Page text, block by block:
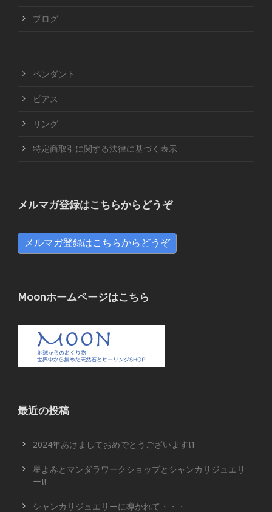
ブログ
ペンダント
ピアス
リング
特定商取引に関する法律に基づく表示
メルマガ登録はこちらからどうぞ
メルマガ登録はこちらからどうぞ
Moonホームページはこちら
最近の投稿
2024年あけましておめでとうございます!1
星よみとマンダラワークショップとシャンカリジュエリ
ー!!
シャンカリジュエリーに導かれて・・・